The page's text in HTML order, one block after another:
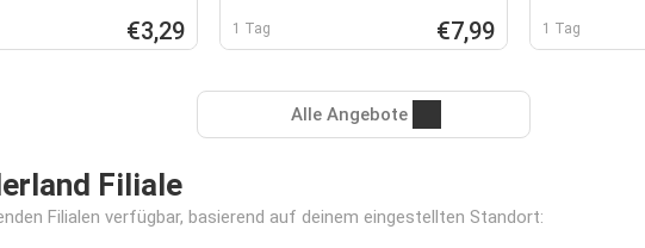
€3,29 1 Tag €7,99 1 Tag
Alle Angebote
Filiale
Filialen verfügbar, basierend auf deinem eingestellten Standort: